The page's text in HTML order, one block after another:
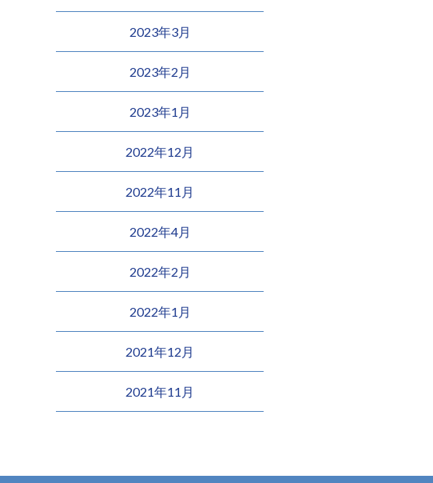
2023年3月
2023年2月
2023年1月
2022年12月
2022年11月
2022年4月
2022年2月
2022年1月
2021年12月
2021年11月